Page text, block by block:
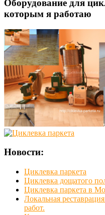
Оборудование для
которым я работаю
Новости:
Циклевка паркета
Циклевка дощатого
Циклевка паркета в
Локальная
работ.